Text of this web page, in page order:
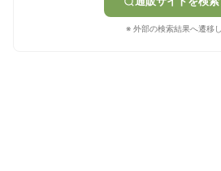
※ 外部の検索結果へ遷移